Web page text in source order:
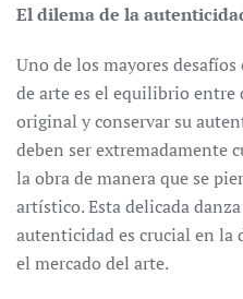
El dilema de la
Uno de los mayores
de arte es el equilibrio entre
original y conservar su
deben ser extremadamente
la obra de manera que se
artístico. Esta delicada
autenticidad es crucial en la
el mercado del arte.